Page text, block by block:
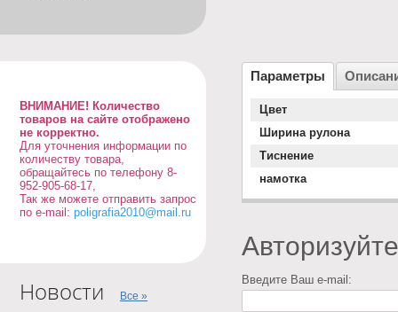
Параметры
Цвет
Ширина рулона
Тиснение
намотка
Введите Ваш e-mail:
ВНИМАНИЕ! Количество
товаров на сайте отображено
не корректно.
Для уточнения информации по
количеству товара,
обращайтесь по телефону 8-
952-905-68-17,
Так же можете отправить запрос
по e-mail: poligrafia2010@mail.ru
Новости Все »